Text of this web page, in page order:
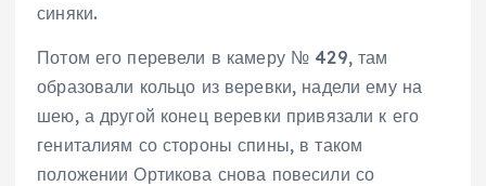
синяки.
Потом его перевели в камеру № 429, там
образовали кольцо из веревки, надели ему на
шею, а другой конец веревки привязали к его
гениталиям со стороны спины, в таком
положении Ортикова снова повесили со